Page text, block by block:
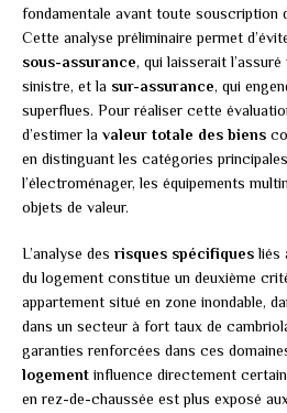
fondamentale avant toute souscription
Cette analyse préliminaire permet
sous-assurance, qui laisserait
sinistre, et la sur-assurance, qui
superflues. Pour réaliser cette
d’estimer la valeur totale des biens
en distinguant les catégories
l’électroménager, les équipements
objets de valeur.
L’analyse des risques spécifiquesliés
du logement constitue un deuxième
appartement situé en zone inondable,
dans un secteur à fort taux de
garanties renforcées dans ces
logement influence directement
en rez-de-chaussée est plus exposé